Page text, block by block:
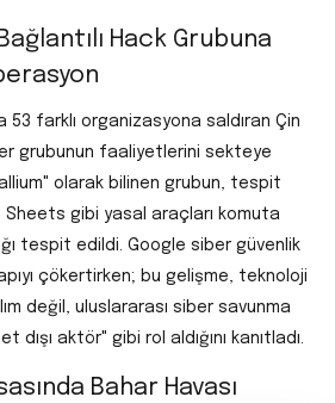
Hack Grubuna
53 farklı organizasyona saldıran Çin
grubunun faaliyetlerini sekteye
olarak bilinen grubun, tespit
Sheets gibi yasal araçları komuta
tespit edildi. Google siber güvenlik
çökertirken; bu gelişme, teknoloji
değil, uluslararası siber savunma
dışı aktör" gibi rol aldığını kanıtladı.
Bahar Havası